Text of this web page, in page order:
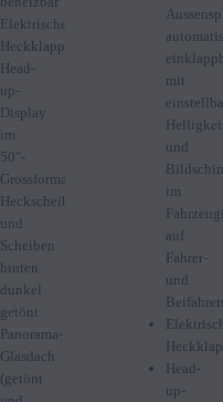
Elektrische
Heckklappe
Head-
up-
Display
im
50"-
Grossformat
Heckscheibe
und
Scheiben
hinten
dunkel
getönt
Panorama-
Glasdach
(getönt
mit
und
im
auf
Fahrer-
und
Head-
up-